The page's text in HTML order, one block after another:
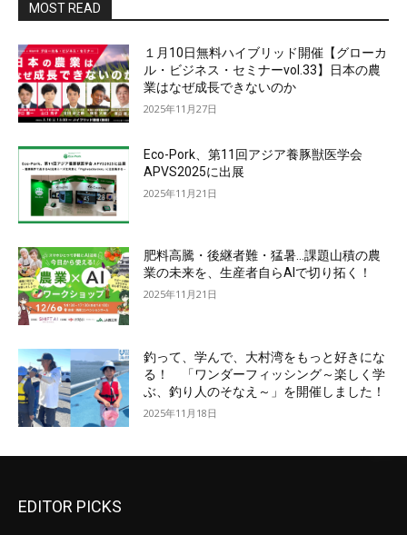
MOST READ
１月10日無料ハイブリッド開催【グローカ
ル・ビジネス・セミナーvol.33】日本の農
業はなぜ成長できないのか
2025年11月27日
Eco-Pork、第11回アジア養豚獣医学会
APVS2025に出展
2025年11月21日
肥料高騰・後継者難・猛暑…課題山積の農
業の未来を、生産者自らAIで切り拓く！
2025年11月21日
釣って、学んで、大村湾をもっと好きにな
る！ 「ワンダーフィッシング～楽しく学
ぶ、釣り人のそなえ～」を開催しました！
2025年11月18日
EDITOR PICKS